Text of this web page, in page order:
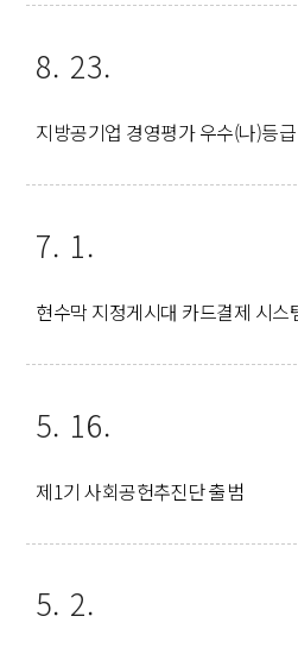
8. 23.
지방공기업 경영평가 우수(나)등
7. 1.
현수막 지정게시대 카드결제 시스
5. 16.
제1기 사회공헌추진단 출범
5. 2.